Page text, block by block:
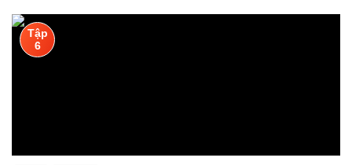
chuyện với người đối diện.Nhược điểm: Tham gia
nhóm thảo luận không giúp bạn học được ngữ pháp
Tập
6